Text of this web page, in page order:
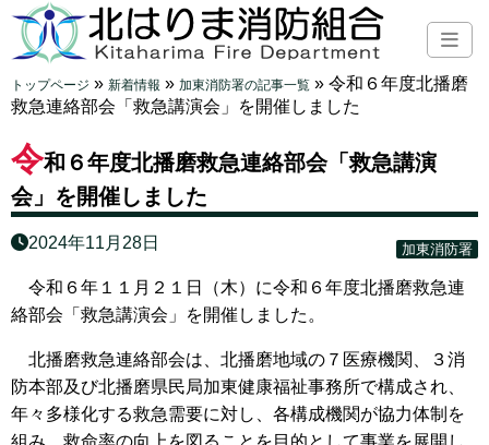
トップページ » 新着情報 » 加東消防署の記事一覧 » 令和６年度北播磨
救急連絡部会「救急講演会」を開催しました
令和６年度北播磨救急連絡部会「救急講演
会」を開催しました
加東消防署
2024年11月28日
令和６年１１月２１日（木）に令和６年度北播磨救急連
絡部会「救急講演会」を開催しました。
北播磨救急連絡部会は、北播磨地域の７医療機関、３消
防本部及び北播磨県民局加東健康福祉事務所で構成され、
年々多様化する救急需要に対し、各構成機関が協力体制を